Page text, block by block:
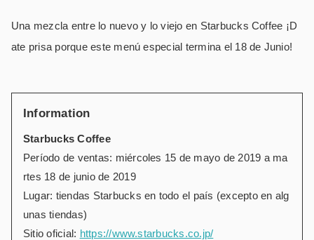
Una mezcla entre lo nuevo y lo viejo en Starbucks Coffee ¡D
ate prisa porque este menú especial termina el 18 de Junio!
Information
Starbucks Coffee
Período de ventas: miércoles 15 de mayo de 2019 a ma
rtes 18 de junio de 2019
Lugar: tiendas Starbucks en todo el país (excepto en alg
unas tiendas)
Sitio oficial: https://www.starbucks.co.jp/